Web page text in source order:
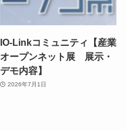
IO-Linkコミュニティ【産業
オープンネット展 展示・
デモ内容】
2026年7月1日